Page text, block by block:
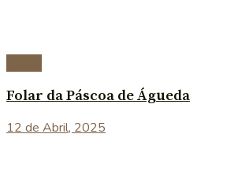
Folar da Páscoa de Águeda
12 de Abril, 2025